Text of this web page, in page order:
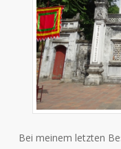
Bei meinem letzten